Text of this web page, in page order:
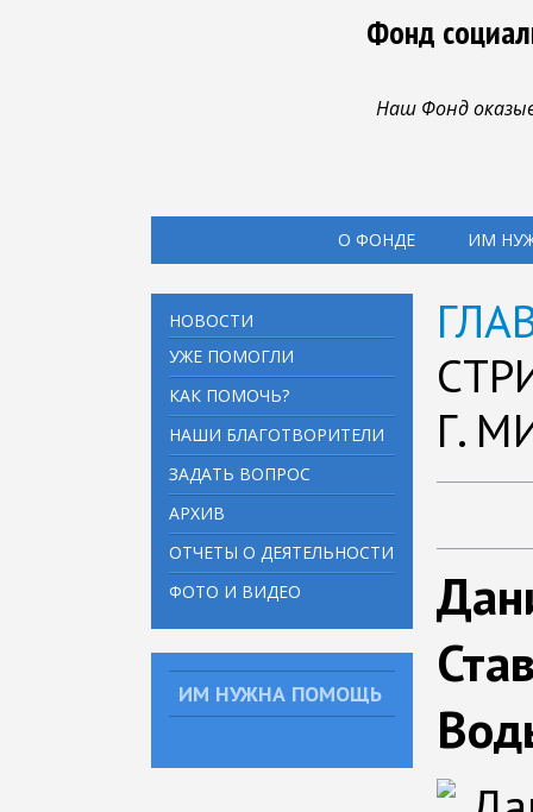
Фонд
Наш Фонд
О ФОНДЕ ИМ
НОВОСТИ
УЖЕ ПОМОГЛИ
КАК ПОМОЧЬ?
НАШИ БЛАГОТВОРИТЕЛИ
ЗАДАТЬ ВОПРОС
АРХИВ
ОТЧЕТЫ О ДЕЯТЕЛЬНОСТИ
ФОТО И ВИДЕО
ИМ НУЖНА ПОМОЩЬ
Г.